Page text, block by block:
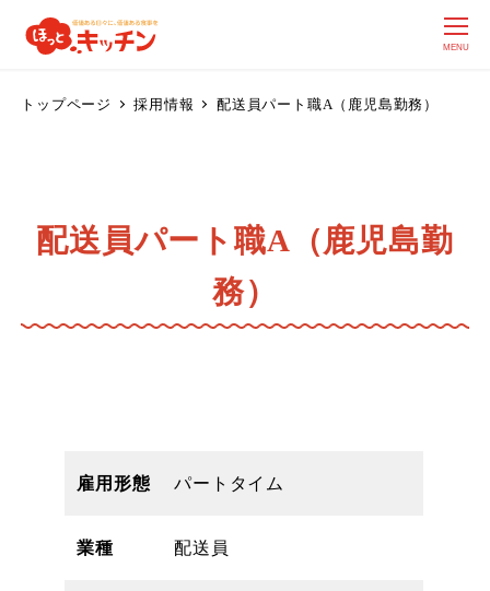
MENU
トップページ 採用情報 配送員パート職A（鹿児島勤務）
配送員パート職A（鹿児島勤
務）
雇用形態 パートタイム
業種 配送員